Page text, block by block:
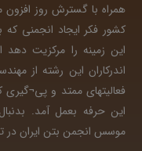
همراه با گسترش روز
کشور فکر ایجاد انجمنی که
این زمینه را مرکزیت
اندرکاران این رشته از
فعالیتهای ممتد و
این حرفه بعمل آمد.
موسس انجمن بتن ایران در تاریخ 78/11/27